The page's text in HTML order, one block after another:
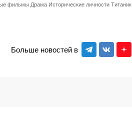
фильмы Драма Исторические личности Титаник
Больше новостей в